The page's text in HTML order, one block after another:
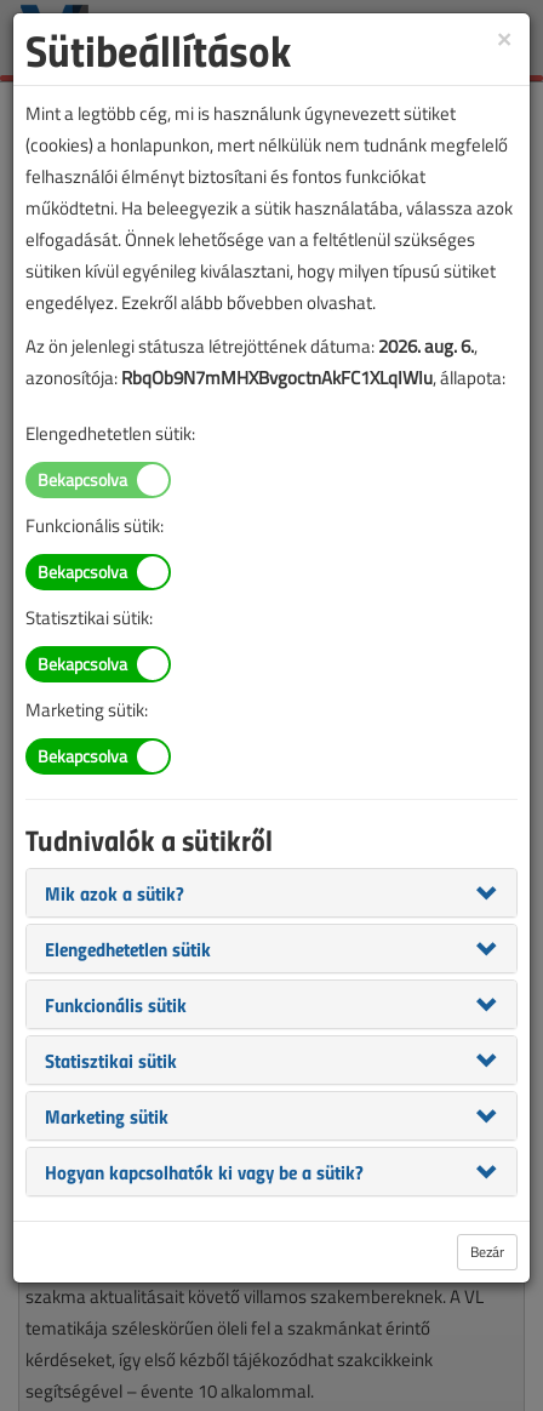
Toggle
VL cikkvásárlás
Az elektromos autók tűzbiztos töltése című
cikk vásárlása
A vásárlással korlátlan hozzáférést kap a cikkhez, ami a
sikeres online elektronikus fizetést követően azonnal
aktiválódik. A hozzáférése nem évül el.
A rendeléshez kérjük, lépjen be!
Illetve, ha még nem tette meg, kérjük, regisztráljon!
Tudnivalók az online cikkvásárlásról
Van más mód ahhoz, hogy hozzáférjek egy cikkhez?
A megvásárolt cikket megkapom nyomtatott formában
Meddig érvényes a hozzáférés a megvásárolt cikkhez?
VL előfizetés
nélkülözhetetlen olvasmánya minden munkájára igényes, a
szakma aktualitásait követő villamos szakembereknek. A VL
tematikája széleskörűen öleli fel a szakmánkat érintő
kérdéseket, így első kézből tájékozódhat szakcikkeink
segítségével – évente 10 alkalommal.
×
Sütibeállítások
Mint a legtöbb cég, mi is használunk úgynevezett sütiket
(cookies) a honlapunkon, mert nélkülük nem tudnánk megfelelő
felhasználói élményt biztosítani és fontos funkciókat
működtetni. Ha beleegyezik a sütik használatába, válassza azok
elfogadását. Önnek lehetősége van a feltétlenül szükséges
sütiken kívül egyénileg kiválasztani, hogy milyen típusú sütiket
engedélyez. Ezekről alább bővebben olvashat.
Az ön jelenlegi státusza létrejöttének dátuma:2026. aug. 6.,
azonosítója:RbqOb9N7mMHXBvgoctnAkFC1XLqIWIu, állapota:
Elengedhetetlen sütik:
Funkcionális sütik:
Statisztikai sütik:
Marketing sütik:
Tudnivalók a sütikről
Mik azok a sütik?
Elengedhetetlen sütik
Funkcionális sütik
Statisztikai sütik
Marketing sütik
Hogyan kapcsolhatók ki vagy be a sütik?
Bezár